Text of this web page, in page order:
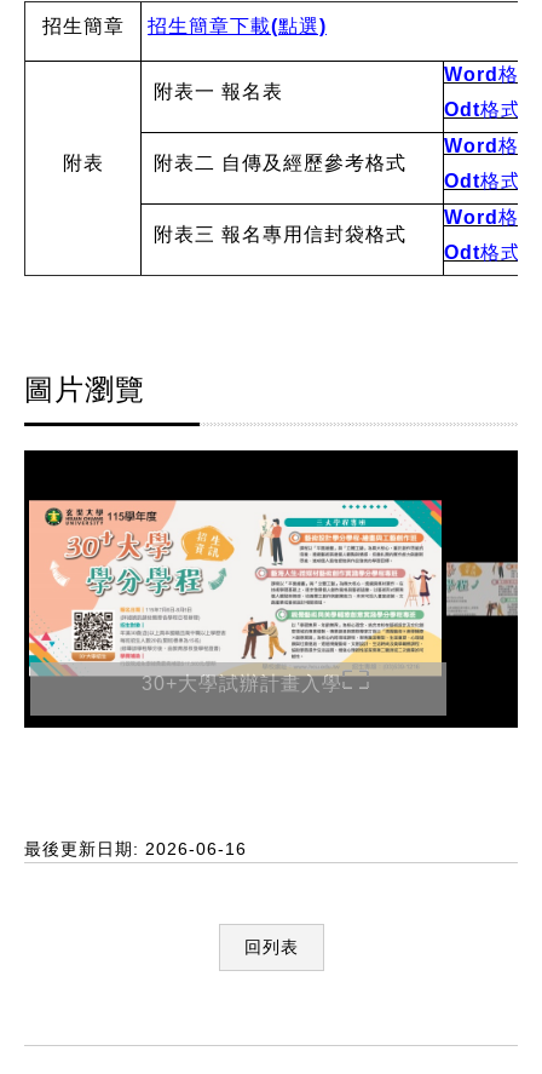
招生簡章
招生簡章下載(點選)
附表
附表一 報名表
Word格式
Odt格式
附表二 自傳及經歷參考格式
Word格式
Odt格式
附表三 報名專用信封袋格式
Word格式
Odt格式
圖片瀏覽
30+大學試辦計畫入學
最後更新日期: 2026-06-16
回列表